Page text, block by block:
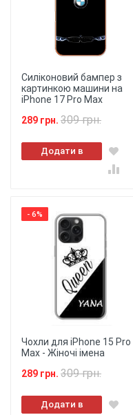
Силіконовий бампер з
картинкою машини на
iPhone 17 Pro Max
289 грн. 309 грн.
Додати в
кошик
- 6%
Чохли для iPhone 15 Pro
Max - Жіночі імена
289 грн. 309 грн.
Додати в